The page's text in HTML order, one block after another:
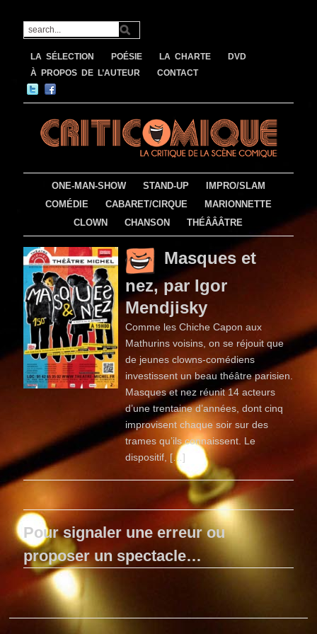
LA SÉLECTION POÉSIE LA CHARTE
DVD
À PROPOS DE L’AUTEUR
CONTACT
ONE-MAN-SHOW STAND-UP
IMPRO/SLAM
COMÉDIE
CABARET/CIRQUE
MARIONNETTE
CLOWN
CHANSON THÉÂÂÂTRE
Masques et
nez, par Igor
Mendjisky
Comme les Chiche Capon aux
Mathurins voisins, on se réjouit que
de jeunes clowns-comédiens
investissent un beau théâtre parisien.
Masques et nez réunit 14 acteurs
d’une trentaine d’années, dont cinq
improvisent chaque soir sur des
trames qu’ils connaissent. Le
dispositif, […]
Pour signaler une erreur ou
proposer un spectacle…